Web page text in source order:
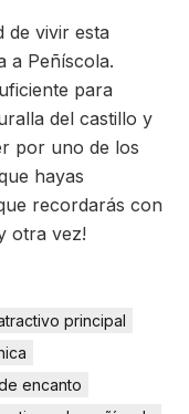
de vivir esta
a Peñíscola.
para
del castillo y
por uno de los
hayas
recordarás con
otra vez!
principal
encanto